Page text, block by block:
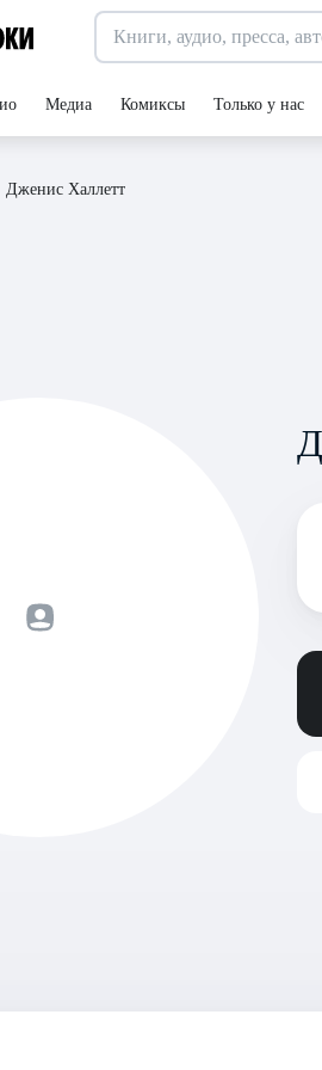
Медиа Комиксы Только у нас
Дженис Халлетт